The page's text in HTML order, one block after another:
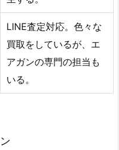
LINE査定対応。色々な
買取をしているが、エ
アガンの専門の担当も
いる。